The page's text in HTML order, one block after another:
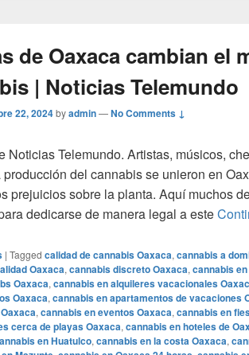
de Oaxaca cambian el
| Noticias Telemundo
22, 2024byadmin—No Comments ↓
Noticias Telemundo. Artistas, músicos,
del cannabis se unieron en
prejuicios sobre la planta. Aquí muchos
dedicarse de manera legal a este
| Tagged calidad de cannabis Oaxaca, cannabis a
Oaxaca, cannabis discreto Oaxaca, cannabis
Oaxaca, cannabis en alquileres vacacionales
Oaxaca, cannabis en apartamentos de vacaciones
, cannabis en eventos Oaxaca, cannabis en
cerca de playas Oaxaca, cannabis en hoteles de
en Huatulco, cannabis en la costa Oaxaca,